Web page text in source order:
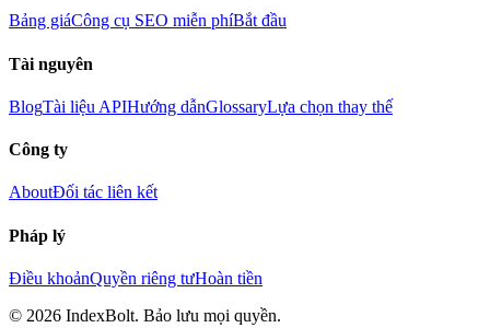
Bảng giáCông cụ SEO miễn phíBắt đầu
Tài nguyên
BlogTài liệu APIHướng dẫnGlossaryLựa chọn thay thế
Công ty
AboutĐối tác liên kết
Pháp lý
Điều khoảnQuyền riêng tưHoàn tiền
© 2026 IndexBolt. Bảo lưu mọi quyền.